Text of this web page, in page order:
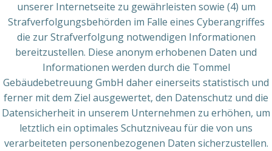
unserer Internetseite zu gewährleisten sowie (4) um
Strafverfolgungsbehörden im Falle eines Cyberangriffes
die zur Strafverfolgung notwendigen Informationen
bereitzustellen. Diese anonym erhobenen Daten und
Informationen werden durch die Tommel
Gebäudebetreuung GmbH daher einerseits statistisch und
ferner mit dem Ziel ausgewertet, den Datenschutz und die
Datensicherheit in unserem Unternehmen zu erhöhen, um
letztlich ein optimales Schutzniveau für die von uns
verarbeiteten personenbezogenen Daten sicherzustellen.